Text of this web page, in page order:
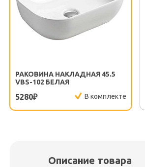
РАКОВИНА НАКЛАДНАЯ 45.5
VBS-102 БЕЛАЯ
5280₽ В комплекте
Описание товара